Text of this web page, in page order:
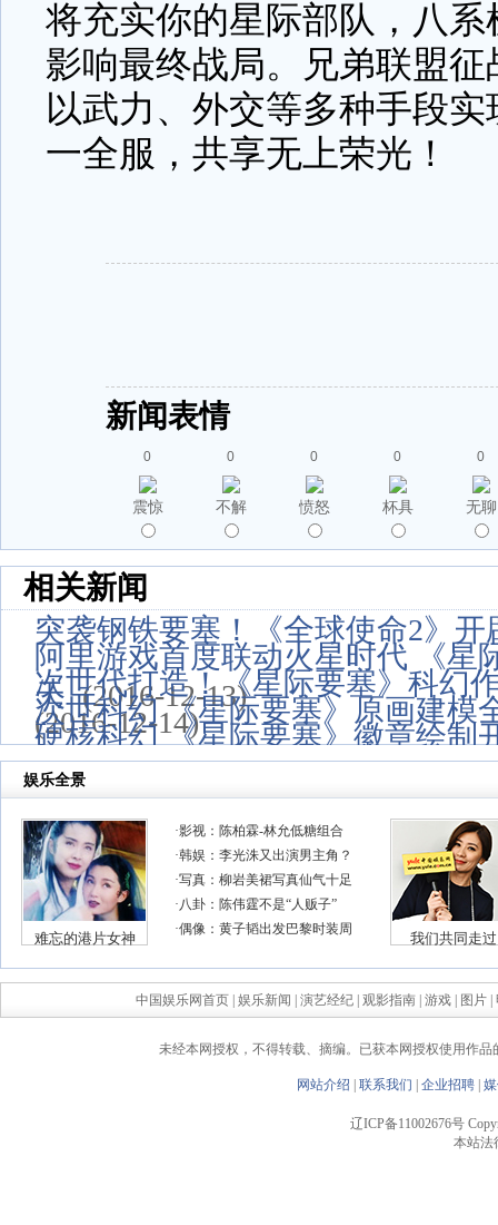
将充实你的星际部队，八
影响最终战局。兄弟联盟
以武力、外交等多种手段
一全服，共享无上荣光！
新闻表情
0
震惊
0
不解
0
愤怒
0
杯具
0
无聊
相关新闻
突袭钢铁要塞！《全球使命2》开
阿里游戏首度联动火星时代 《星
天 (2016-12-13)
次世代打造！《星际要塞》科幻
(2016-12-14)
次世科幻 《星际要塞》原画建模
硬核科幻 《星际要塞》徽章绘制
19)
中国娱乐网首页| 娱乐新闻 演艺经纪| 观影指南| 游戏| 图片|
未经本网授权，不得转载、摘编。已获本网授权使用作
网站介绍 联系我们 企业招聘
辽ICP备11002676号
本站法